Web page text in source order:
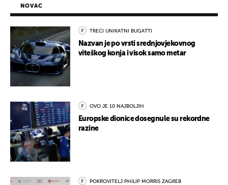
NOVAC
TREĆI UNIKATNI BUGATTI
Nazvan je po vrsti srednjovjekovnog
viteškog konja i visok samo metar
OVO JE 10 NAJBOLJIH
Europske dionice dosegnule su rekordne
razine
POKROVITELJ PHILIP MORRIS ZAGREB